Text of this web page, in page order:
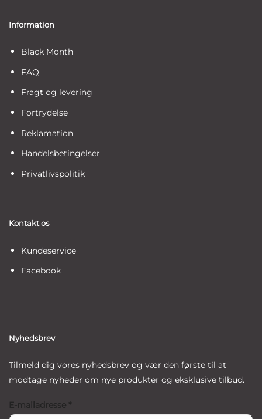
Information
Black Month
FAQ
Fragt og levering
Fortrydelse
Reklamation
Handelsbetingelser
Privatlivspolitik
Kontakt os
Kundeservice
Facebook
Nyhedsbrev
Tilmeld dig vores nyhedsbrev og vær den første til at
modtage nyheder om nye produkter og eksklusive tilbud.
E-mailadresse *